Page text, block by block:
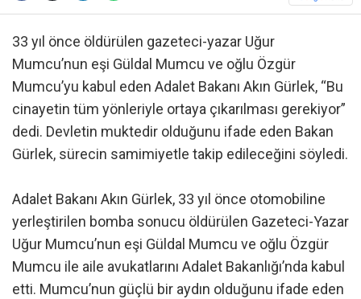
33 yıl önce öldürülen gazeteci-yazar Uğur
Mumcu’nun eşi Güldal Mumcu ve oğlu Özgür
Mumcu’yu kabul eden Adalet Bakanı Akın Gürlek, “Bu
cinayetin tüm yönleriyle ortaya çıkarılması gerekiyor”
dedi. Devletin muktedir olduğunu ifade eden Bakan
Gürlek, sürecin samimiyetle takip edileceğini söyledi.
Adalet Bakanı Akın Gürlek, 33 yıl önce otomobiline
yerleştirilen bomba sonucu öldürülen Gazeteci-Yazar
Uğur Mumcu’nun eşi Güldal Mumcu ve oğlu Özgür
Mumcu ile aile avukatlarını Adalet Bakanlığı’nda kabul
etti. Mumcu’nun güçlü bir aydın olduğunu ifade eden